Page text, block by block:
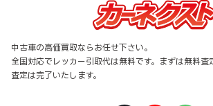
中古車の高価買取ならお任せ下さい。
全国対応でレッカー引取代は無料です。まずは無料査
査定は完了いたします。